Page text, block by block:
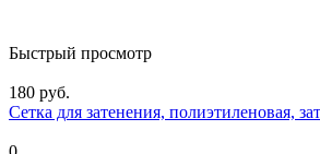
Быстрый просмотр
180 руб.
Сетка для затенения, полиэтиленовая,